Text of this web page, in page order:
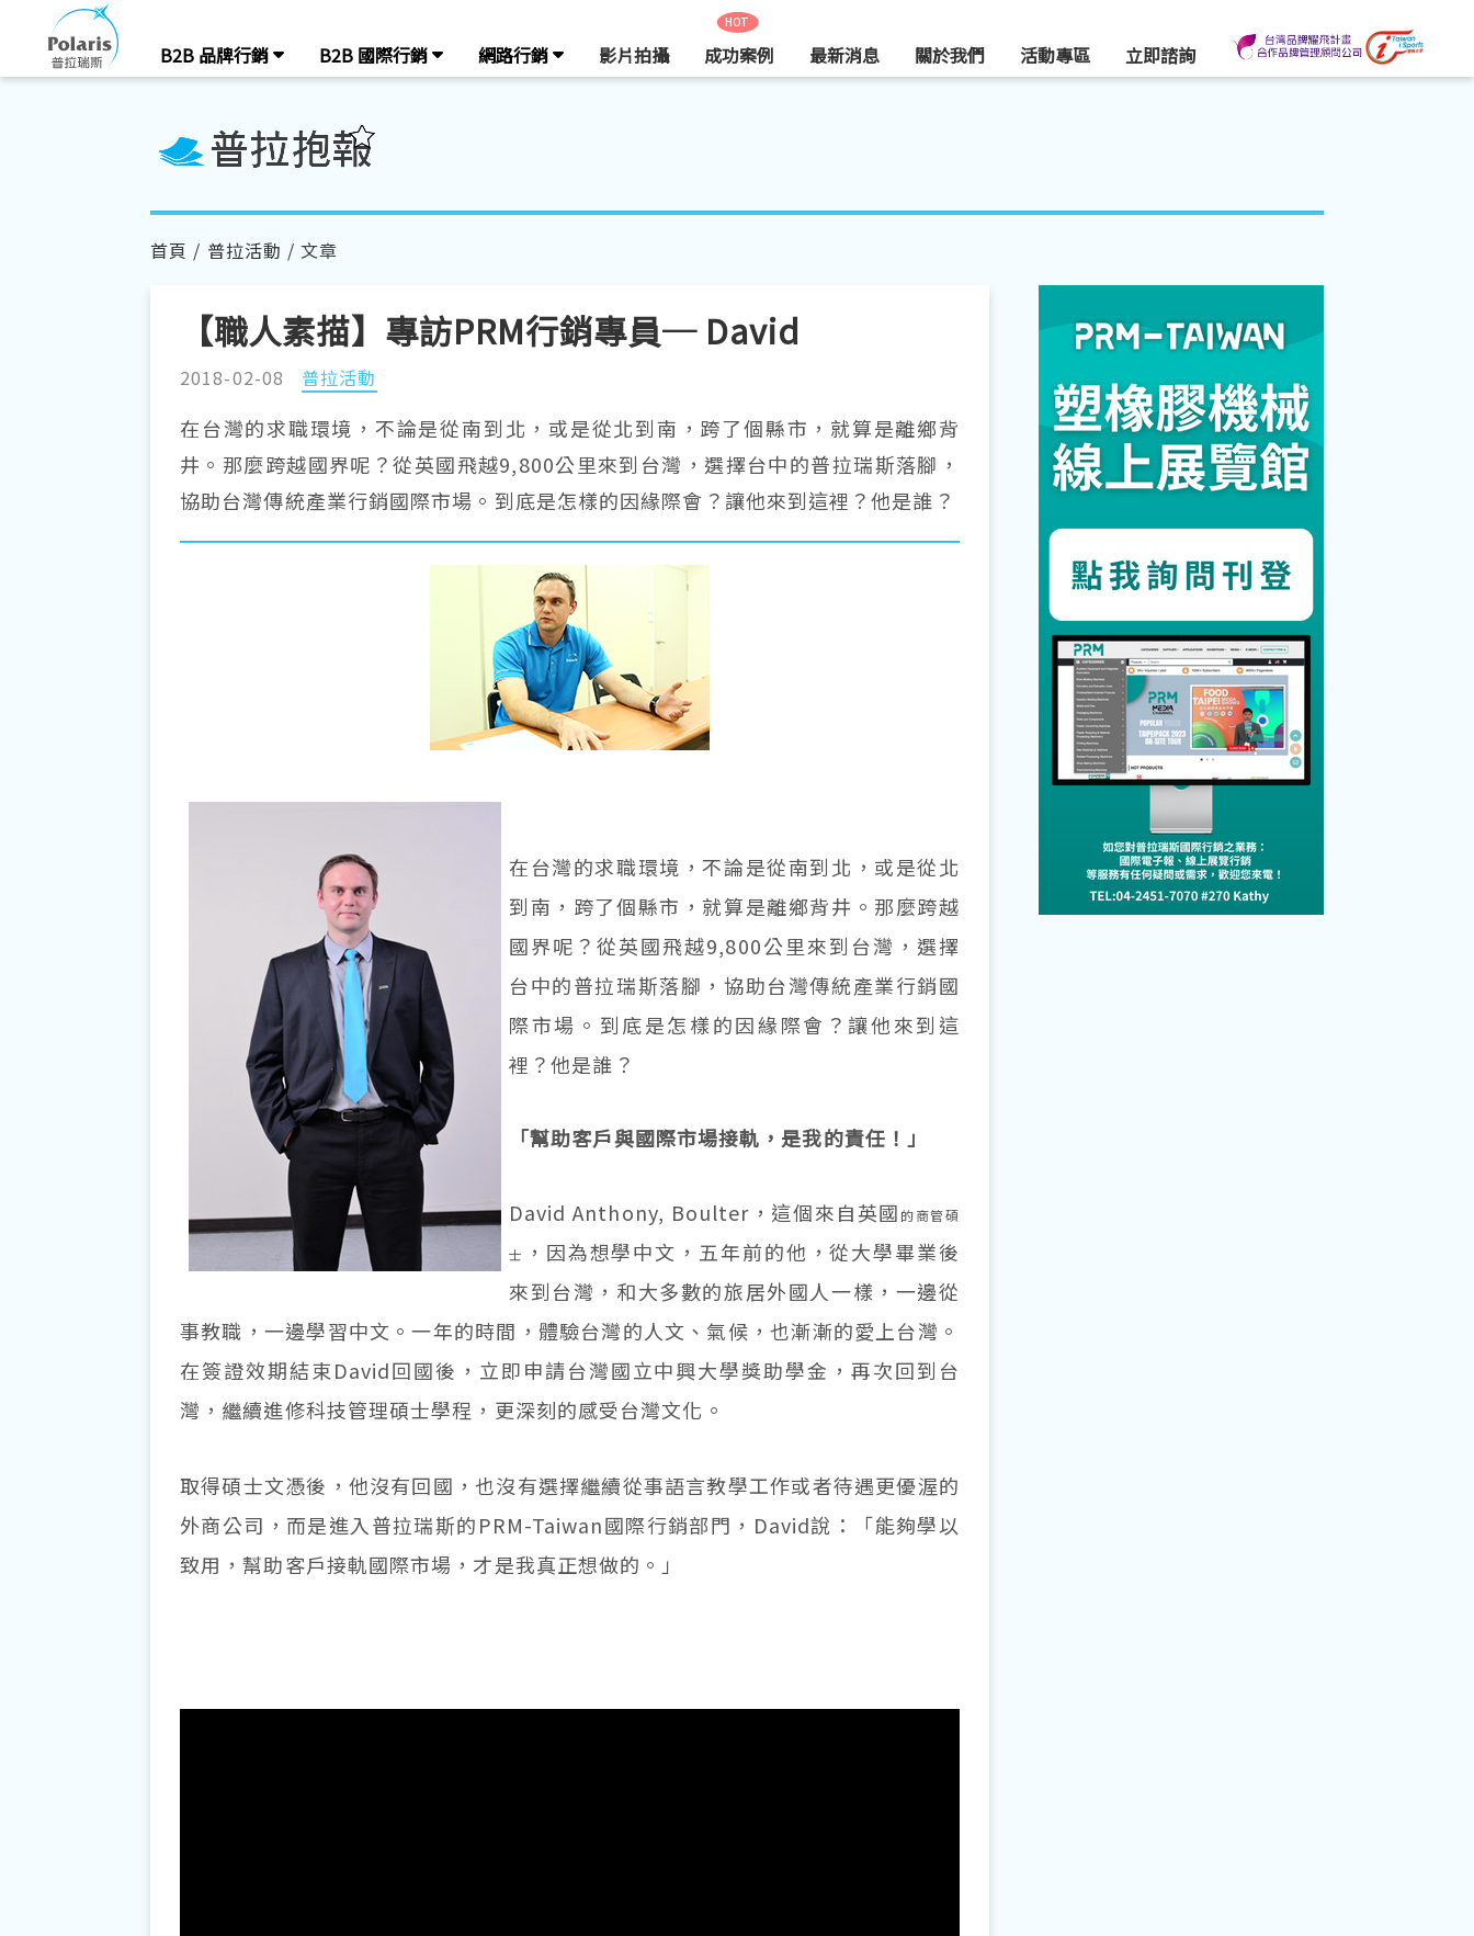
B2B 品牌行銷 B2B 國際行銷 網路行銷 影片拍攝
HOT
成功案例 最新消息 關於我們 活動專區 立即諮詢
首頁 / 普拉活動 / 文章
【職人素描】專訪PRM行銷專員─ David
2018-02-08 普拉活動
在台灣的求職環境，不論是從南到北，或是從北到南，跨了個縣市，就算是離鄉背
井。那麼跨越國界呢？從英國飛越9,800公里來到台灣，選擇台中的普拉瑞斯落腳，
協助台灣傳統產業行銷國際市場。到底是怎樣的因緣際會？讓他來到這裡？他是誰？
在台灣的求職環境，不論是從南到北，或是從北
到南，跨了個縣市，就算是離鄉背井。那麼跨越
國界呢？從英國飛越9,800公里來到台灣，選擇
台中的普拉瑞斯落腳，協助台灣傳統產業行銷國
際市場。到底是怎樣的因緣際會？讓他來到這
裡？他是誰？
「幫助客戶與國際市場接軌，是我的責任！」
David Anthony, Boulter，這個來自英國 的商管碩
士 ，因為想學中文，五年前的他，從大學畢業後
來到台灣，和大多數的旅居外國人一樣，一邊從
事教職，一邊學習中文。一年的時間，體驗台灣的人文、氣候，也漸漸的愛上台灣。
在簽證效期結束David回國後，立即申請台灣國立中興大學獎助學金，再次回到台
灣，繼續進修科技管理碩士學程，更深刻的感受台灣文化。
取得碩士文憑後，他沒有回國，也沒有選擇繼續從事語言教學工作或者待遇更優渥的
外商公司，而是進入普拉瑞斯的PRM-Taiwan國際行銷部門，David說：「能夠學以
致用，幫助客戶接軌國際市場，才是我真正想做的。」